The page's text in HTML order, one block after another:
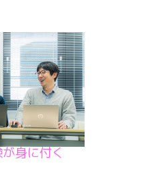
身に付く